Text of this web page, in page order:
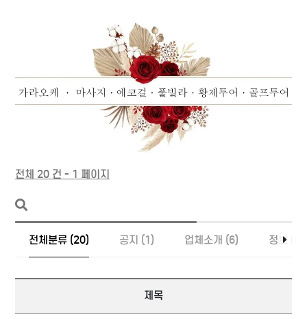
전체 20 건 - 1 페이지
전체분류 (20) 공지 (1) 업체소개 (6) 정보
제목